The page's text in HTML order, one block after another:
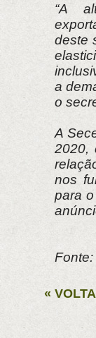
“A
deste
a
o
A
2020,
nos
para
«